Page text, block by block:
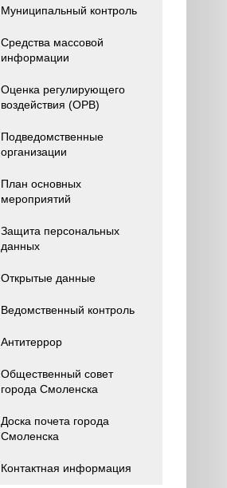
Муниципальный контроль
Средства массовой
информации
Оценка регулирующего
воздействия (ОРВ)
Подведомственные
организации
План основных
мероприятий
Защита персональных
данных
Открытые данные
Ведомственный контроль
Антитеррор
Общественный совет
города Смоленска
Доска почета города
Смоленска
Контактная информация